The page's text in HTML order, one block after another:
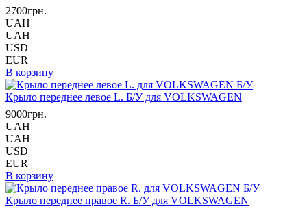
2700грн.
UAH
UAH
USD
EUR
В корзину
Крыло переднее левое L. Б/У для VOLKSWAGEN
9000грн.
UAH
UAH
USD
EUR
В корзину
Крыло переднее правое R. Б/У для VOLKSWAGEN